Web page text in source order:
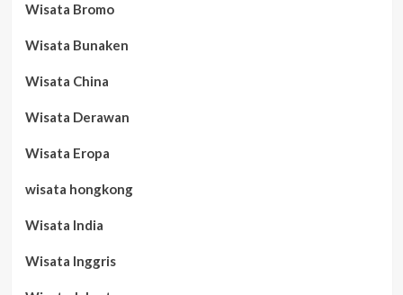
Wisata Bromo
Wisata Bunaken
Wisata China
Wisata Derawan
Wisata Eropa
wisata hongkong
Wisata India
Wisata Inggris